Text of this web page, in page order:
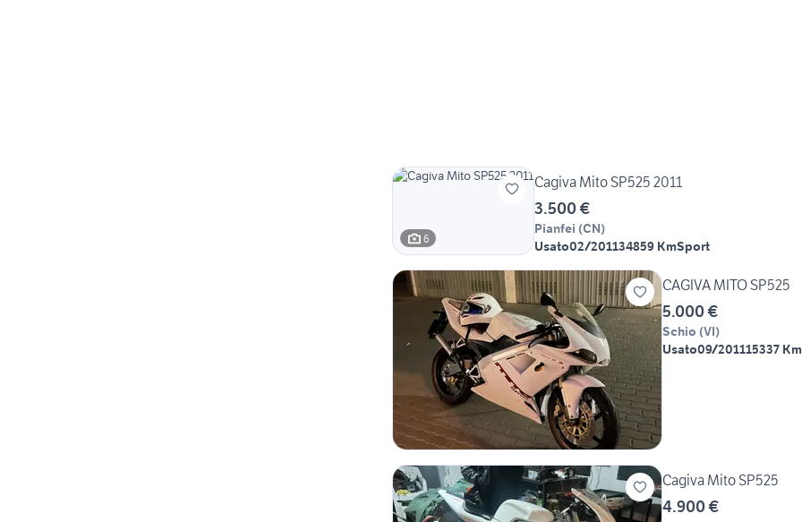
6
Cagiva Mito SP525 2011
3.500 €
Pianfei (CN)
Usato02/201134859 KmSport
CAGIVA MITO SP525
5.000 €
Schio (VI)
Usato09/201115337 Km
Cagiva Mito SP525
4.900 €